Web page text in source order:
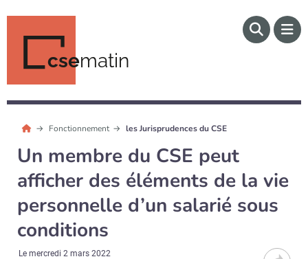
csematin
Fonctionnement les Jurisprudences du CSE
Un membre du CSE peut
afficher des éléments de la vie
personnelle d’un salarié sous
conditions
Lemercredi 2 mars 2022